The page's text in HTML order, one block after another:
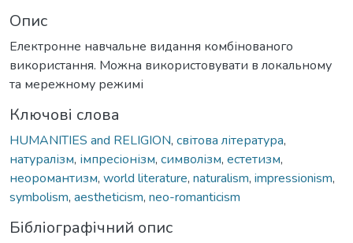
Опис
Електронне навчальне видання комбінованого
використання. Можна використовувати в локальному
та мережному режимі
Ключові слова
HUMANITIES and RELIGION, світова література,
натуралізм, імпресіонізм, символізм, естетизм,
неоромантизм, world literature, naturalism, impressionism,
symbolism, aestheticism, neo-romanticism
Бібліографічний опис